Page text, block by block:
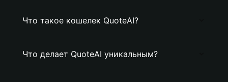
Что такое кошелек QuoteAI?
Что делает QuoteAI уникальным?